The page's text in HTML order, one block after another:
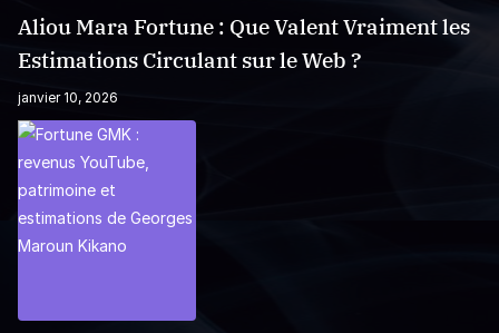
Aliou Mara Fortune : Que Valent Vraiment les
Estimations Circulant sur le Web ?
janvier 10, 2026